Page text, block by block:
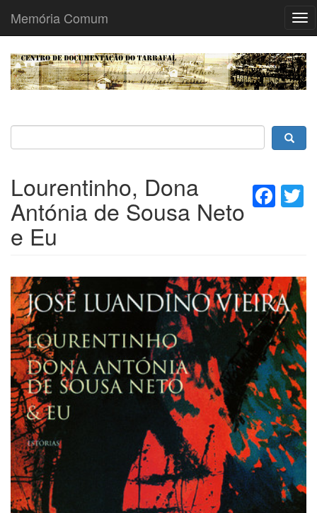
Passar
para
Memória Comum
Lourentinho, Dona
Antónia de Sousa Neto
e Eu